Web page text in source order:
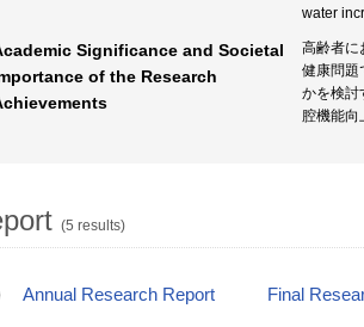
water
Significance and Societal
of the Research
高齢者に
健康問題
かを検討
腔機能向
(5 results)
Annual Research Report Final